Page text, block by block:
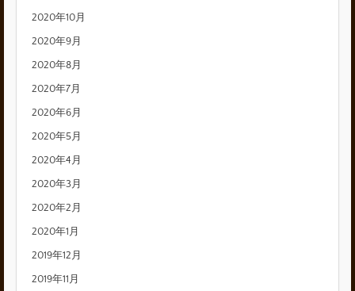
2020年10月
2020年9月
2020年8月
2020年7月
2020年6月
2020年5月
2020年4月
2020年3月
2020年2月
2020年1月
2019年12月
2019年11月